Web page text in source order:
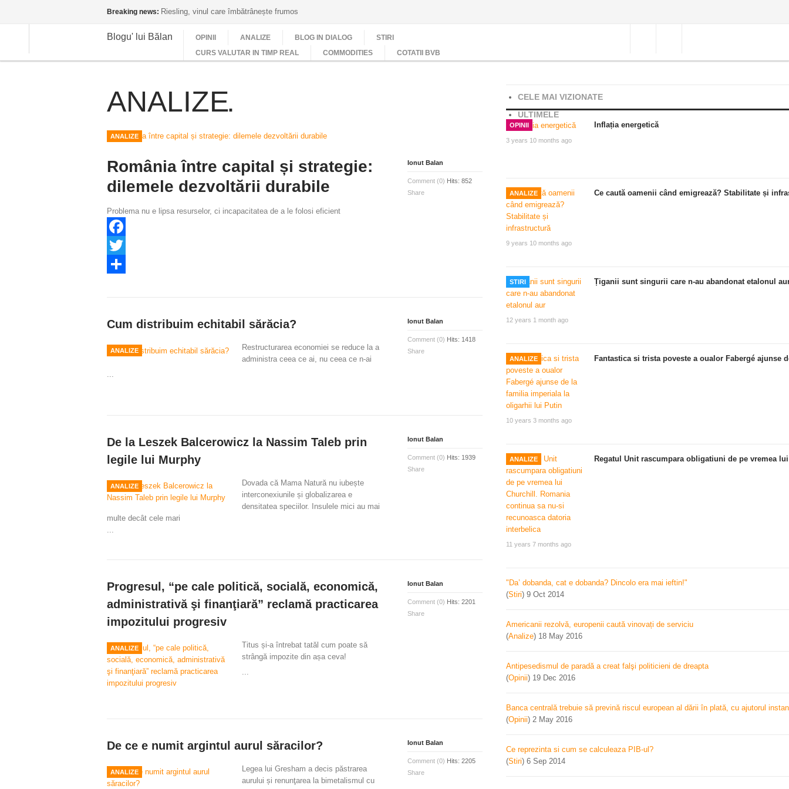
Breaking news: Riesling, vinul care îmbătrânește frumos
Blogu' lui Bălan OPINII ANALIZE BLOG IN DIALOG
STIRI
CURS VALUTAR IN TIMP REAL
COMMODITIES COTATII BVB
ANALIZE
ANALIZE
România între capital și strategie:
dilemele dezvoltării durabile
Problema nu e lipsa resurselor, ci incapacitatea de a le folosi eficient
Facebook
Twitter
Ionut Balan
Comment (0) Hits: 852
Share
Cum distribuim echitabil sărăcia?
ANALIZE
Restructurarea economiei se reduce la a
administra ceea ce ai, nu ceea ce n-ai
...
Ionut Balan
Comment (0) Hits: 1418
Share
De la Leszek Balcerowicz la Nassim Taleb prin
legile lui Murphy
ANALIZE
Dovada că Mama Natură nu iubește
interconexiunile și globalizarea e
densitatea speciilor. Insulele mici au mai
multe decât cele mari
...
Ionut Balan
Comment (0) Hits: 1939
Share
Progresul, “pe cale politică, socială, economică,
administrativă şi finanţiară” reclamă practicarea
impozitului progresiv
ANALIZE
Titus și-a întrebat tatăl cum poate să
strângă impozite din așa ceva!
...
Ionut Balan
Comment (0) Hits: 2201
Share
De ce e numit argintul aurul săracilor?
ANALIZE
Legea lui Gresham a decis păstrarea
aurului și renunţarea la bimetalismul cu
Ionut Balan
Comment (0) Hits: 2205
Share
CELE MAI VIZIONATE
ULTIMELE
OPINII
3 years 10 months ago
Inflația energetică
ANALIZE
9 years 10 months ago
Ce caută oamenii când emigrează? Stabilitate și
STIRI
12 years 1 month ago
Țiganii sunt singurii care n-au abandonat etalonul
ANALIZE
10 years 3 months ago
Fantastica si trista poveste a oualor Fabergé
ANALIZE
11 years 7 months ago
Regatul Unit rascumpara obligatiuni de pe vremea
"Da’ dobanda, cat e dobanda? Dincolo era mai ieftin!"
(Stiri) 9 Oct 2014
Americanii rezolvă, europenii caută vinovați de serviciu
(Analize) 18 May 2016
Antipesedismul de paradă a creat falşi politicieni de dreapta
(Opinii) 19 Dec 2016
Banca centrală trebuie să prevină riscul european al dării în plată, cu ajutorul
(Opinii) 2 May 2016
Ce reprezinta si cum se calculeaza PIB-ul?
(Stiri) 6 Sep 2014